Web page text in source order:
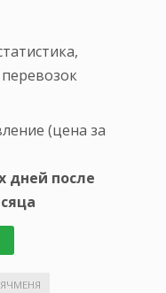
(цена за
дней после